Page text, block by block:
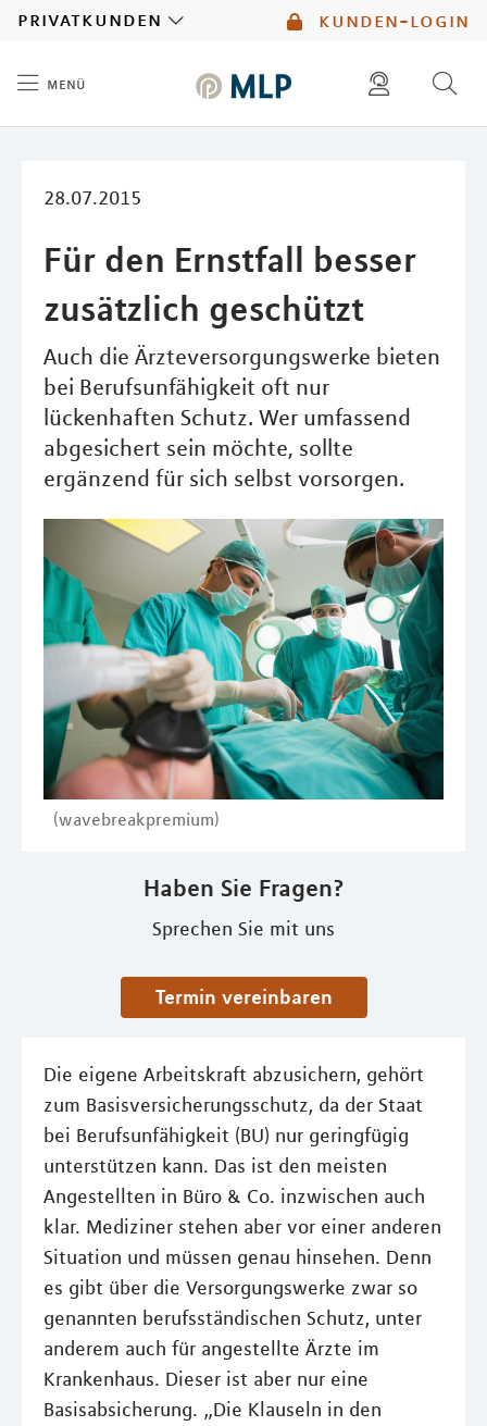
kunden-login
privatkunden
menü
28.07.2015
Für den Ernstfall besser
zusätzlich geschützt
Auch die Ärzteversorgungswerke bieten
bei Berufsunfähigkeit oft nur
lückenhaften Schutz. Wer umfassend
abgesichert sein möchte, sollte
ergänzend für sich selbst vorsorgen.
(wavebreakpremium)
Haben Sie Fragen?
Sprechen Sie mit uns
Termin vereinbaren
Die eigene Arbeitskraft abzusichern, gehört
zum Basisversicherungsschutz, da der Staat
bei Berufsunfähigkeit (BU) nur geringfügig
unterstützen kann. Das ist den meisten
Angestellten in Büro & Co. inzwischen auch
klar. Mediziner stehen aber vor einer anderen
Situation und müssen genau hinsehen. Denn
es gibt über die Versorgungswerke zwar so
genannten berufsständischen Schutz, unter
anderem auch für angestellte Ärzte im
Krankenhaus. Dieser ist aber nur eine
Basisabsicherung. „Die Klauseln in den